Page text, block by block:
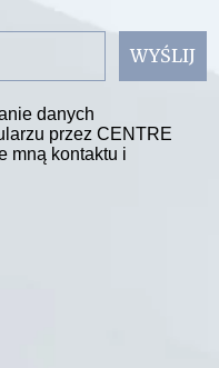
WYŚLIJ
danych
przez CENTRE
mną kontaktu i